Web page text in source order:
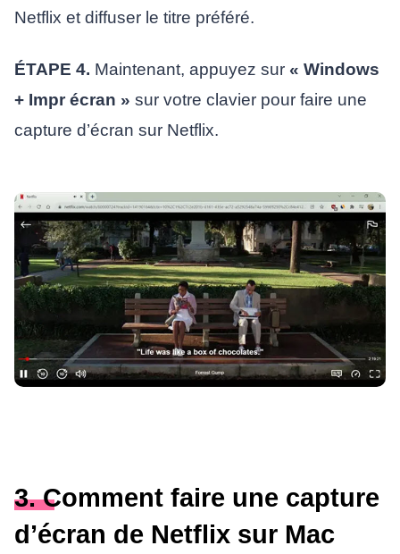
Netflix et diffuser le titre préféré.
ÉTAPE 4. Maintenant, appuyez sur « Windows
+ Impr écran » sur votre clavier pour faire une
capture d’écran sur Netflix.
3. Comment faire une capture
d’écran de Netflix sur Mac